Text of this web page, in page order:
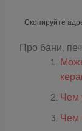
Скопируйте
Про бани,
Чем
Чем